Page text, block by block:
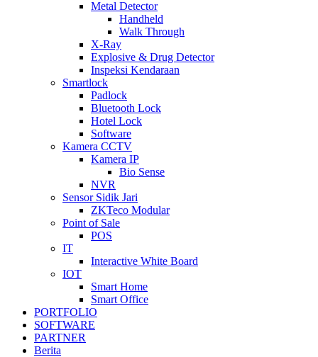
Metal Detector
Handheld
Walk Through
X-Ray
Explosive & Drug Detector
Inspeksi Kendaraan
Smartlock
Padlock
Bluetooth Lock
Hotel Lock
Software
Kamera CCTV
Kamera IP
Bio Sense
NVR
Sensor Sidik Jari
ZKTeco Modular
Point of Sale
POS
IT
Interactive White Board
IOT
Smart Home
Smart Office
PORTFOLIO
SOFTWARE
PARTNER
Berita